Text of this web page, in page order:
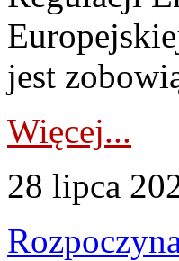
jest
Więcej...
28 lipca